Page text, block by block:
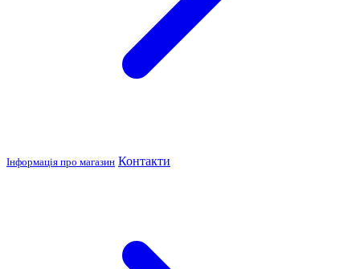
Інформація про магазин Контакти